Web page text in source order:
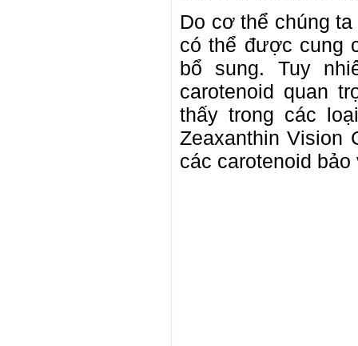
Do cơ thể chúng
có thể được cung
bổ sung. Tuy
carotenoid quan
thấy trong các
Zeaxanthin Vision
các carotenoid bảo